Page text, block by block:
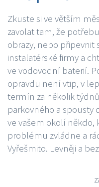
Zkuste si ve větším
zavolat tam, že
obrazy, nebo připevnit
instalatérské firmy a
ve vodovodní baterií.
opravdu není vtip, v
termín za několik
parkovného a spousty
ve vašem okolí někdo,
problému zvládne a
Vyřešmito. Levněji a